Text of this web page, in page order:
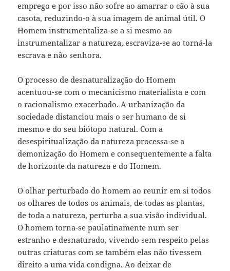
emprego e por isso não sofre ao amarrar o cão à sua
casota, reduzindo-o à sua imagem de animal útil. O
Homem instrumentaliza-se a si mesmo ao
instrumentalizar a natureza, escraviza-se ao torná-la
escrava e não senhora.
O processo de desnaturalização do Homem
acentuou-se com o mecanicismo materialista e com
o racionalismo exacerbado. A urbanização da
sociedade distanciou mais o ser humano de si
mesmo e do seu biótopo natural. Com a
desespiritualização da natureza processa-se a
demonização do Homem e consequentemente a falta
de horizonte da natureza e do Homem.
O olhar perturbado do homem ao reunir em si todos
os olhares de todos os animais, de todas as plantas,
de toda a natureza, perturba a sua visão individual.
O homem torna-se paulatinamente num ser
estranho e desnaturado, vivendo sem respeito pelas
outras criaturas com se também elas não tivessem
direito a uma vida condigna. Ao deixar de